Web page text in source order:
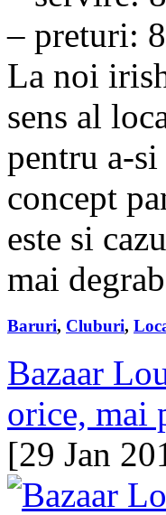
– preturi:
La noi
sens al
pentru a-
concept
este si
mai
Baruri, Cluburi,
Bazaar
orice, mai
[29 Jan